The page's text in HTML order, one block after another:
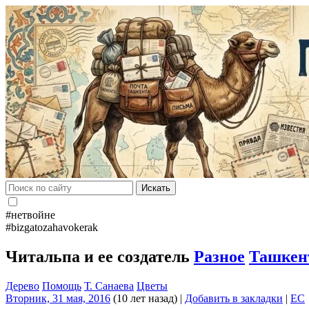
Искать
#нетвойне
#bizgatozahavokerak
Читальпа и ее создатель Разное
Дерево Помощь Т. Санаева Цветы
Вторник, 31 мая, 2016 (10 лет назад) | Добавить в закладки | EC